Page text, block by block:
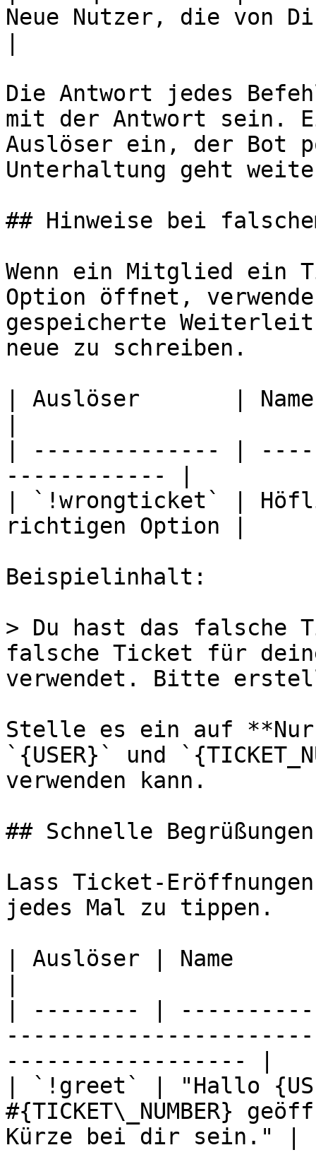
Neue Nutzer, die von
Die Antwort jedes
mit der Antwort sein.
Auslöser ein, der Bot
Unterhaltung geht
## Hinweise bei
Wenn ein Mitglied ein
Option öffnet,
gespeicherte
neue zu schreiben.
| Auslöser       | Name
| -------------- |
------------ |
| `!wrongticket` |
richtigen Option |
Beispielinhalt:
> Du hast das falsche
falsche Ticket für
verwendet. Bitte
Stelle es ein auf
`{USER}` und
verwenden kann.
## Schnelle Begrüßungen
Lass Ticket-
jedes Mal zu tippen.
| Auslöser | Name
| -------- |
------------------ |
| `!greet` | "Hallo
#{TICKET\_NUMBER}
Kürze bei dir sein." |